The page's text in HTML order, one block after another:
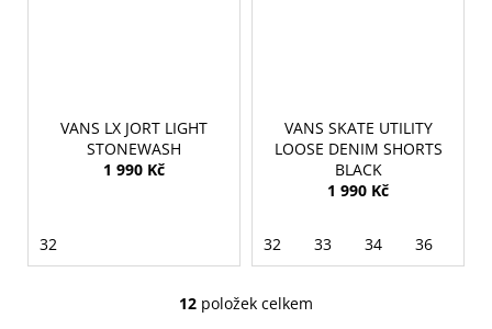
VANS LX JORT LIGHT
STONEWASH
1 990 Kč
32
VANS SKATE UTILITY
LOOSE DENIM SHORTS
BLACK
1 990 Kč
32 33 34 36
O
12 položek celkem